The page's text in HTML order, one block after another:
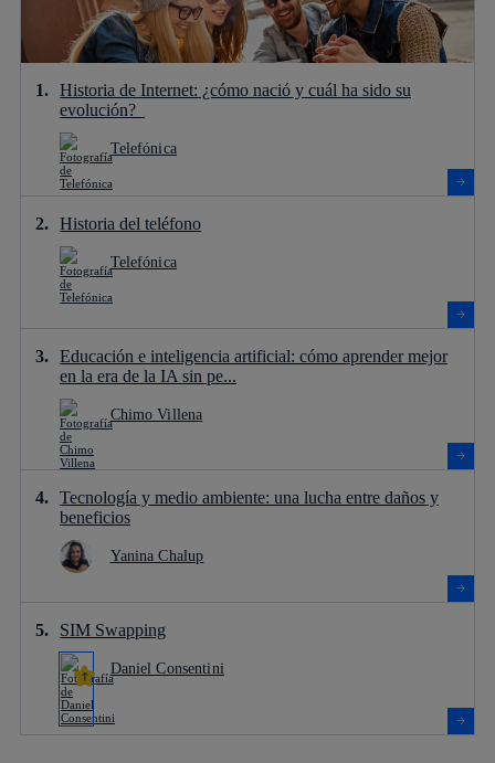
Historia de Internet: ¿cómo nació y cuál ha sido su
evolución?
Telefónica
Historia del teléfono
Telefónica
Educación e inteligencia artificial: cómo aprender mejor
en la era de la IA sin pe...
Chimo Villena
Tecnología y medio ambiente: una lucha entre daños y
beneficios
Yanina Chalup
SIM Swapping
Daniel Consentini